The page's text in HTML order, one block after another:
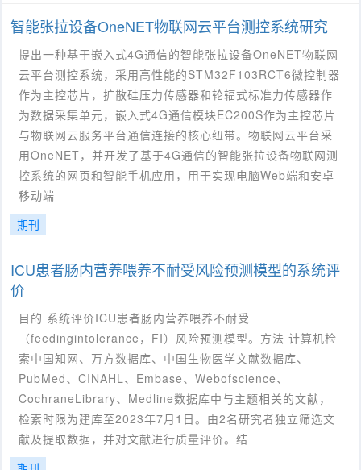
智能张拉设备OneNET物联网云平台测控系统研究
提出一种基于嵌入式4G通信的智能张拉设备OneNET物联网
云平台测控系统，采用高性能的STM32F103RCT6微控制器
作为主控芯片，扩散硅压力传感器和轮辐式标准力传感器作
为数据采集单元，嵌入式4G通信模块EC200S作为主控芯片
与物联网云服务平台通信连接的核心纽带。物联网云平台采
用OneNET，并开发了基于4G通信的智能张拉设备物联网测
控系统的网页和智能手机应用，用于实现电脑Web端和安卓
移动端
期刊
ICU患者肠内营养喂养不耐受风险预测模型的系统评
价
目的 系统评价ICU患者肠内营养喂养不耐受
（feedingintolerance，FI）风险预测模型。方法 计算机检
索中国知网、万方数据库、中国生物医学文献数据库、
PubMed、CINAHL、Embase、Webofscience、
CochraneLibrary、Medline数据库中与主题相关的文献，
检索时限为建库至2023年7月1日。由2名研究者独立筛选文
献及提取数据，并对文献进行质量评价。结